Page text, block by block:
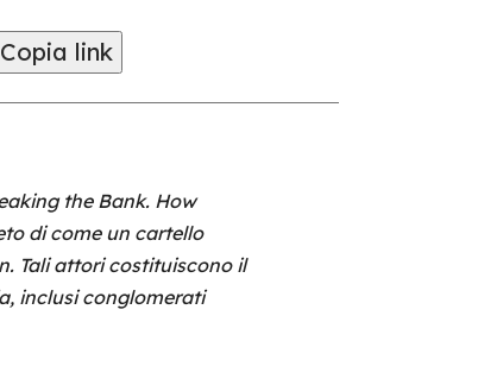
Copia link
the Bank. How
di come un cartello
Tali attori costituiscono il
inclusi conglomerati